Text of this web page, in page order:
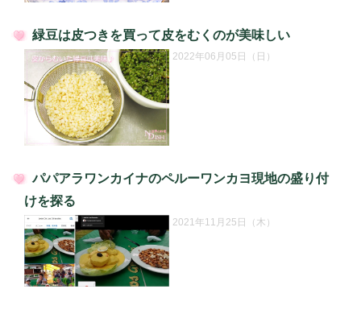
投
日:
緑豆は皮つきを買って皮をむくのが美味しい
2022年06月05日（日）
投
稿
日:
パパアラワンカイナのペルーワンカヨ現地の盛り付
けを探る
2021年11月25日（木）